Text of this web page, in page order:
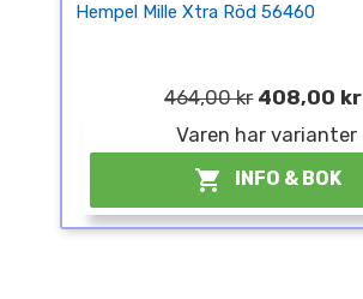
Hempel Mille Xtra Röd 56460
464,00 kr 408,00 kr
Varen har varianter
 INFO & BOK